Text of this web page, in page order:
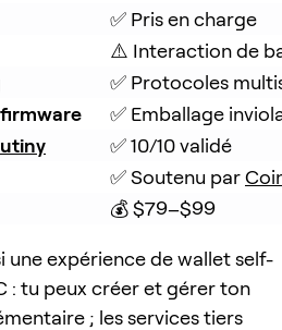
✅ Pris en charge
⚠️ Interaction de
✅ Protocoles
✅ Emballage
✅ 10/10 validé
✅ Soutenu par
💰 $79–$99
une expérience de wallet self-
: tu peux créer et gérer ton
; les services tiers